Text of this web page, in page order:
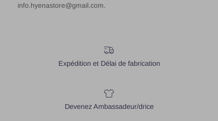
info.hyenastore@gmail.com.
Expédition et Délai de fabrication
Devenez Ambassadeur/drice